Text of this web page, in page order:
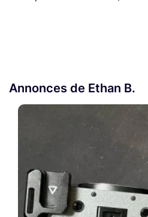
Annonces de Ethan B.